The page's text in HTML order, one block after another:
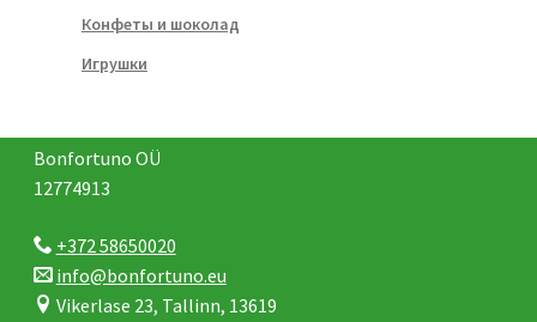
Конфеты и шоколад
Игрушки
Bonfortuno OÜ
12774913
+372 58650020
info@bonfortuno.eu
Vikerlase 23, Tallinn, 13619